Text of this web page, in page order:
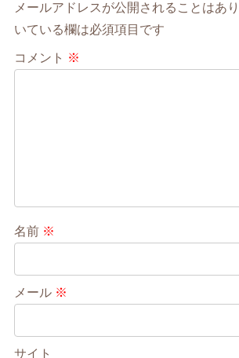
メールアドレスが公開されることはあり
いている欄は必須項目です
コメント ※
名前 ※
メール ※
サイト